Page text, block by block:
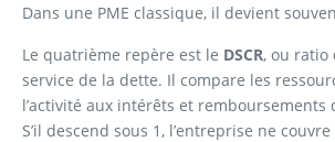
Dans une PME classique, il devient
Le quatrième repère est le DSCR, ou ratio
service de la dette. Il compare les
l’activité aux intérêts et remboursements
S’il descend sous 1, l’entreprise ne